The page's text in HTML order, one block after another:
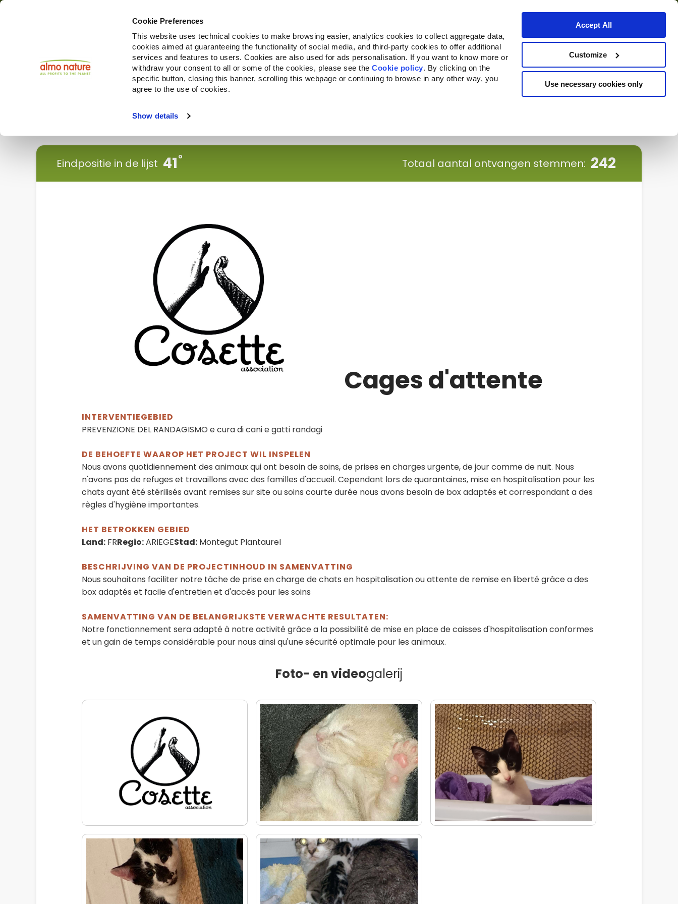
Cookie Preferences
This website uses technical cookies to make browsing easier, analytics cookies to collect aggregate data,
cookies aimed at guaranteeing the functionality of social media, and third-party cookies to offer additional
services and features to users. Cookies are also used for ads personalisation. If you want to know more or
withdraw your consent to all or some of the cookies, please see theCookie policy. By clicking on the
specific button, closing this banner, scrolling this webpage or continuing to browse in any other way, you
agree to the use of cookies.
Show details
Accept All
Customize
Use necessary cookies only
Producten Companion for Life Oproep voor projecten Over ons Waar te koop
Choose another country or region to see content specific to your location.
Eindpositie in de lijst 41 Totaal aantal ontvangen stemmen: 242
Cages d'attente
INTERVENTIEGEBIED
PREVENZIONE DEL RANDAGISMO e cura di cani e gatti randagi
DE BEHOEFTE WAAROP HET PROJECT WIL INSPELEN
Nous avons quotidiennement des animaux qui ont besoin de soins, de prises en charges urgente, de jour comme de nuit. Nous
n'avons pas de refuges et travaillons avec des familles d'accueil. Cependant lors de quarantaines, mise en hospitalisation pour les
chats ayant été stérilisés avant remises sur site ou soins courte durée nous avons besoin de box adaptés et correspondant a des
règles d'hygiène importantes.
HET BETROKKEN GEBIED
Land: FRRegio:ARIEGEStad: Montegut Plantaurel
BESCHRIJVING VAN DE PROJECTINHOUD IN SAMENVATTING
Nous souhaitons faciliter notre tâche de prise en charge de chats en hospitalisation ou attente de remise en liberté grâce a des
box adaptés et facile d'entretien et d'accès pour les soins
SAMENVATTING VAN DE BELANGRIJKSTE VERWACHTE RESULTATEN:
Notre fonctionnement sera adapté à notre activité grâce a la possibilité de mise en place de caisses d'hospitalisation conformes
et un gain de temps considérable pour nous ainsi qu'une sécurité optimale pour les animaux.
Foto- en videogalerij